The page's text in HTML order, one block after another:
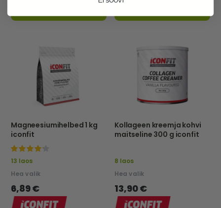
Magneesiumihelbed 1 kg
iconfit
100%
13 laos
Hea valik
6,89 €
Kollageen kreemja kohvi
maitseline 300 g iconfit
8 laos
Hea valik
13,90 €